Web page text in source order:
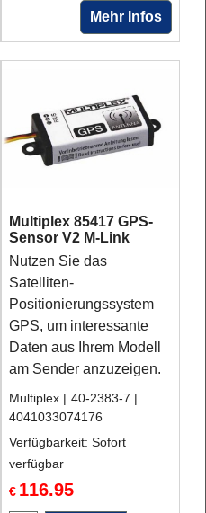
Mehr Infos
Multiplex 85417 GPS-
Sensor V2 M-Link
Nutzen Sie das
Satelliten-
Positionierungssystem
GPS, um interessante
Daten aus Ihrem Modell
am Sender anzuzeigen.
€ 116.95
Multiplex
40-2383-7
4041033074176
Verfügbarkeit: Sofort
verfügbar